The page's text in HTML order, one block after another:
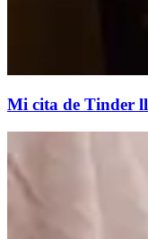
Mi cita de Tinder